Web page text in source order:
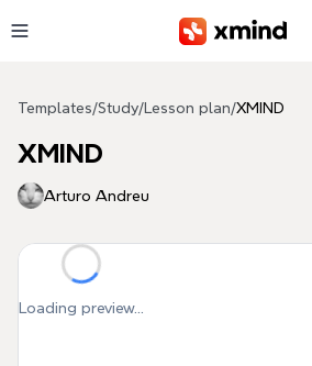
Templates/Study/ Lesson plan/XMIND
XMIND
Arturo Andreu
Loading preview...